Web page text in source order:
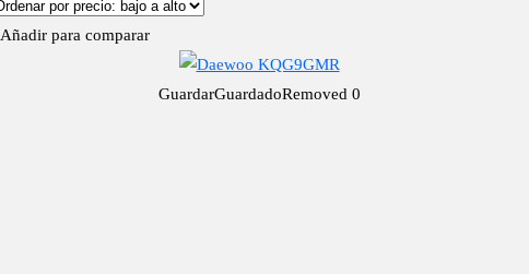
Añadir para comparar
GuardarGuardadoRemoved 0